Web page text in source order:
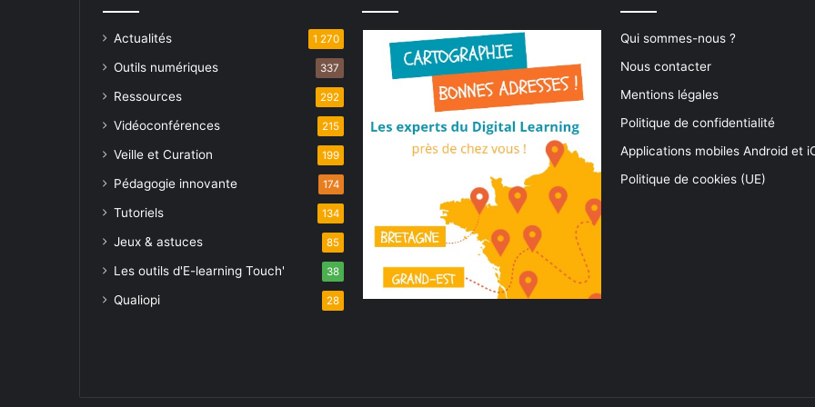
Actualités 1 270
Outils numériques 337
Ressources 292
Vidéoconférences 215
Veille et Curation 199
Pédagogie innovante 174
Tutoriels 134
Jeux & astuces 85
Les outils d'E-learning Touch' 38
Qualiopi 28
Qui sommes-nous ?
Nous contacter
Mentions légales
Politique de confidentialité
Applications mobiles Android et
Politique de cookies (UE)